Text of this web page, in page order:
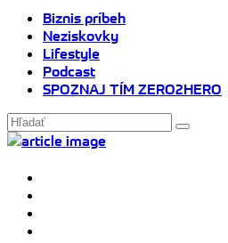
Biznis príbeh
Neziskovky
Lifestyle
Podcast
SPOZNAJ TÍM ZERO2HERO